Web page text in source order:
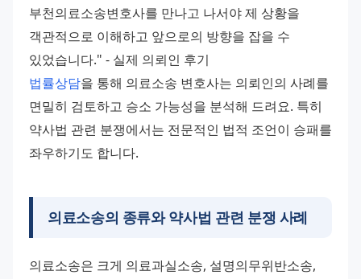
부천의료소송변호사를 만나고 나서야 제 상황을
객관적으로 이해하고 앞으로의 방향을 잡을 수
있었습니다." - 실제 의뢰인 후기
법률상담을 통해 의료소송 변호사는 의뢰인의 사례를
면밀히 검토하고 승소 가능성을 분석해 드려요. 특히
약사법 관련 분쟁에서는 전문적인 법적 조언이 승패를
좌우하기도 합니다.
의료소송의 종류와 약사법 관련 분쟁 사례
의료소송은 크게 의료과실소송, 설명의무위반소송,